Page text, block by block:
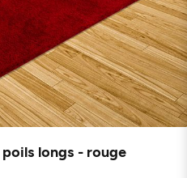
poils longs - rouge